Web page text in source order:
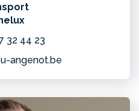
32 44 23
angenot.be